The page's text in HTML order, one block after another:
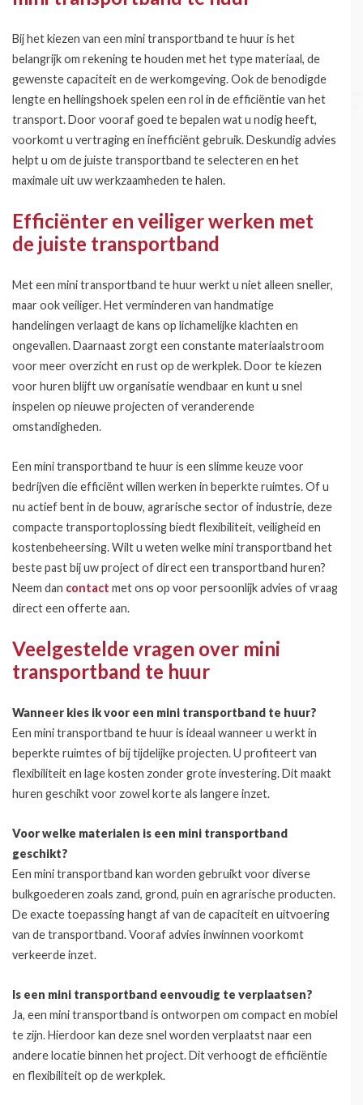
Bij het kiezen van een mini transportband te huur is het
belangrijk om rekening te houden met het type materiaal, de
gewenste capaciteit en de werkomgeving. Ook de benodigde
lengte en hellingshoek spelen een rol in de efficiëntie van het
transport. Door vooraf goed te bepalen wat u nodig heeft,
voorkomt u vertraging en inefficiënt gebruik. Deskundig advies
helpt u om de juiste transportband te selecteren en het
maximale uit uw werkzaamheden te halen.
Efficiënter en veiliger werken met
de juiste transportband
Met een mini transportband te huur werkt u niet alleen sneller,
maar ook veiliger. Het verminderen van handmatige
handelingen verlaagt de kans op lichamelijke klachten en
ongevallen. Daarnaast zorgt een constante materiaalstroom
voor meer overzicht en rust op de werkplek. Door te kiezen
voor huren blijft uw organisatie wendbaar en kunt u snel
inspelen op nieuwe projecten of veranderende
omstandigheden.
Een mini transportband te huur is een slimme keuze voor
bedrijven die efficiënt willen werken in beperkte ruimtes. Of u
nu actief bent in de bouw, agrarische sector of industrie, deze
compacte transportoplossing biedt flexibiliteit, veiligheid en
kostenbeheersing. Wilt u weten welke mini transportband het
beste past bij uw project of direct een transportband huren?
Neem dan contact met ons op voor persoonlijk advies of vraag
direct een offerte aan.
Veelgestelde vragen over mini
transportband te huur
Wanneer kies ik voor een mini transportband te huur?
Een mini transportband te huur is ideaal wanneer u werkt in
beperkte ruimtes of bij tijdelijke projecten. U profiteert van
flexibiliteit en lage kosten zonder grote investering. Dit maakt
huren geschikt voor zowel korte als langere inzet.
Voor welke materialen is een mini transportband
geschikt?
Een mini transportband kan worden gebruikt voor diverse
bulkgoederen zoals zand, grond, puin en agrarische producten.
De exacte toepassing hangt af van de capaciteit en uitvoering
van de transportband. Vooraf advies inwinnen voorkomt
verkeerde inzet.
Is een mini transportband eenvoudig te verplaatsen?
Ja, een mini transportband is ontworpen om compact en mobiel
te zijn. Hierdoor kan deze snel worden verplaatst naar een
andere locatie binnen het project. Dit verhoogt de efficiëntie
en flexibiliteit op de werkplek.